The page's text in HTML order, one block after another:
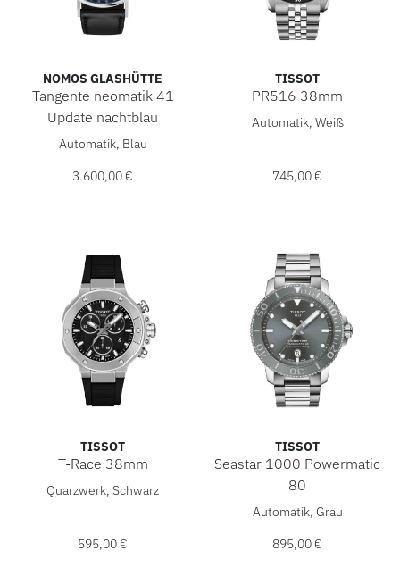
NOMOS GLASHÜTTE
Tangente neomatik 41
Update nachtblau
NOMOS Glashütte Tangente neomatik 41 Update
Automatik, Blau
3.600,00 €
TISSOT
PR516 38mm
Tissot PR516 38mm, Ref:
Automatik, Weiß
745,00 €
TISSOT
T-Race 38mm
Tissot T-Race 38mm, Ref: T141.817.17.051.00, Preis:
Quarzwerk, Schwarz
595,00 €
TISSOT
Seastar 1000 Powermatic
80
Tissot Seastar 1000
Automatik, Grau
895,00 €